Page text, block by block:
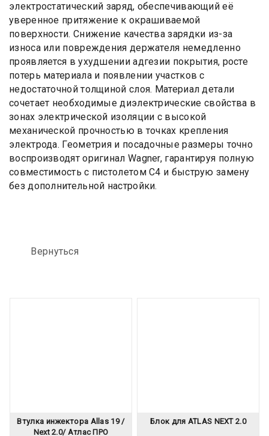
электростатический заряд, обеспечивающий её
уверенное притяжение к окрашиваемой
поверхности. Снижение качества зарядки из-за
износа или повреждения держателя немедленно
проявляется в ухудшении адгезии покрытия, росте
потерь материала и появлении участков с
недостаточной толщиной слоя. Материал детали
сочетает необходимые диэлектрические свойства в
зонах электрической изоляции с высокой
механической прочностью в точках крепления
электрода. Геометрия и посадочные размеры точно
воспроизводят оригинал Wagner, гарантируя полную
совместимость с пистолетом C4 и быструю замену
без дополнительной настройки.
Вернуться
Втулка инжектора Allas 19 /
Next 2.0/ Атлас ПРО
Блок для ATLAS NEXT 2.0